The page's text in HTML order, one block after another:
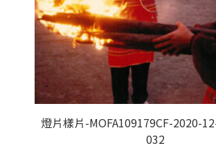
燈片樣片-MOFA109179CF-2020-
032